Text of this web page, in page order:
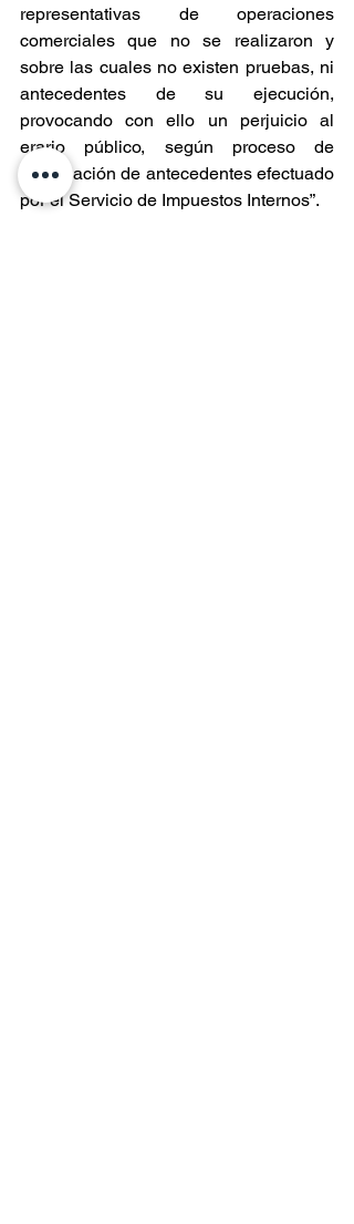
representativas de operaciones
comerciales que no se realizaron y
sobre las cuales no existen pruebas, ni
antecedentes de su ejecución,
provocando con ello un perjuicio al
erario público, según proceso de
recopilación de antecedentes efectuado
por el Servicio de Impuestos Internos”.